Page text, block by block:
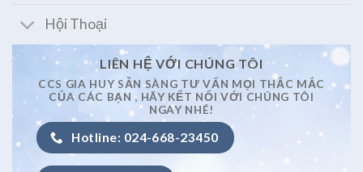
Hội Thoại
LIÊN HỆ VỚI CHÚNG TÔI
CCS GIA HUY SẴN SÀNG TƯ VẤN MỌI THẮC MẮC
CỦA CÁC BẠN , HÃY KẾT NỐI VỚI CHÚNG TÔI
NGAY NHÉ!
Hotline: 024-668-23450